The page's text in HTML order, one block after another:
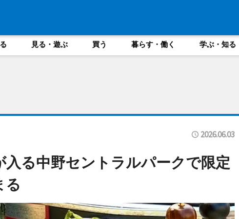
見る・遊ぶ 買う 暮らす・働く 学ぶ・知る
2026.06.03
入る中野セントラルパークで限定
る